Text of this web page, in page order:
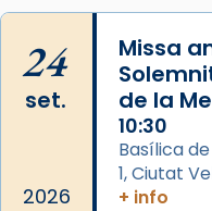
duració
processó
del temple amb
Des de 1985 hi
diablesses amb
gran a Mataró.
«Si vols saber
24
set.
2026
Missa
de la
10:30
Basílica
1, Ciutat
+ info